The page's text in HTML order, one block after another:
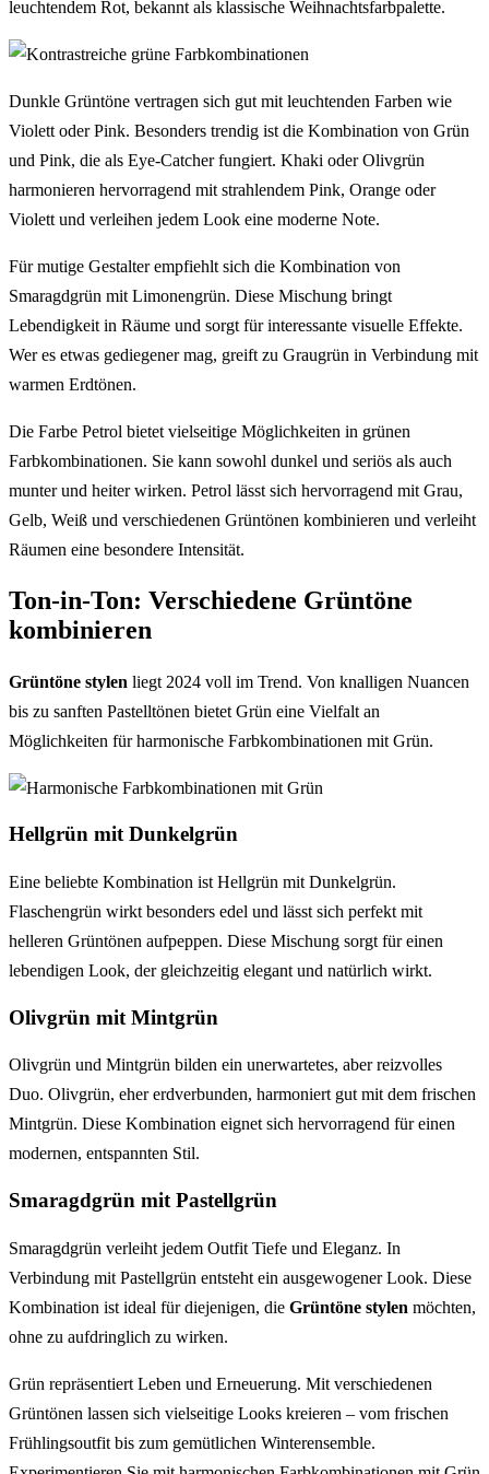
leuchtendem Rot, bekannt als klassische Weihnachtsfarbpalette.
Dunkle Grüntöne vertragen sich gut mit leuchtenden Farben wie
Violett oder Pink. Besonders trendig ist die Kombination von Grün
und Pink, die als Eye-Catcher fungiert. Khaki oder Olivgrün
harmonieren hervorragend mit strahlendem Pink, Orange oder
Violett und verleihen jedem Look eine moderne Note.
Für mutige Gestalter empfiehlt sich die Kombination von
Smaragdgrün mit Limonengrün. Diese Mischung bringt
Lebendigkeit in Räume und sorgt für interessante visuelle Effekte.
Wer es etwas gediegener mag, greift zu Graugrün in Verbindung mit
warmen Erdtönen.
Die Farbe Petrol bietet vielseitige Möglichkeiten in grünen
Farbkombinationen. Sie kann sowohl dunkel und seriös als auch
munter und heiter wirken. Petrol lässt sich hervorragend mit Grau,
Gelb, Weiß und verschiedenen Grüntönen kombinieren und verleiht
Räumen eine besondere Intensität.
Ton-in-Ton: Verschiedene Grüntöne
kombinieren
Grüntöne stylen liegt 2024 voll im Trend. Von knalligen Nuancen
bis zu sanften Pastelltönen bietet Grün eine Vielfalt an
Möglichkeiten für harmonische Farbkombinationen mit Grün.
Hellgrün mit Dunkelgrün
Eine beliebte Kombination ist Hellgrün mit Dunkelgrün.
Flaschengrün wirkt besonders edel und lässt sich perfekt mit
helleren Grüntönen aufpeppen. Diese Mischung sorgt für einen
lebendigen Look, der gleichzeitig elegant und natürlich wirkt.
Olivgrün mit Mintgrün
Olivgrün und Mintgrün bilden ein unerwartetes, aber reizvolles
Duo. Olivgrün, eher erdverbunden, harmoniert gut mit dem frischen
Mintgrün. Diese Kombination eignet sich hervorragend für einen
modernen, entspannten Stil.
Smaragdgrün mit Pastellgrün
Smaragdgrün verleiht jedem Outfit Tiefe und Eleganz. In
Verbindung mit Pastellgrün entsteht ein ausgewogener Look. Diese
Kombination ist ideal für diejenigen, die Grüntöne stylen möchten,
ohne zu aufdringlich zu wirken.
Grün repräsentiert Leben und Erneuerung. Mit verschiedenen
Grüntönen lassen sich vielseitige Looks kreieren – vom frischen
Frühlingsoutfit bis zum gemütlichen Winterensemble.